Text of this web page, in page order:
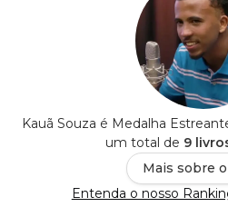
Kauã Souza é Medalha
um total de 9
Mais sobre
Entenda o nosso